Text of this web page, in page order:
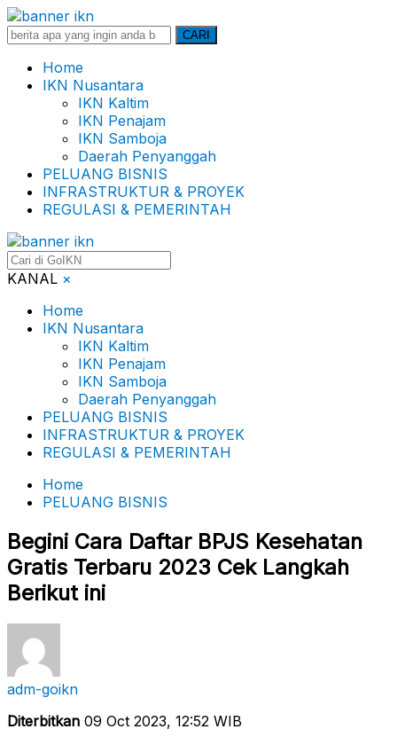
Search
CARI
Home
IKN Nusantara
IKN Kaltim
IKN Penajam
IKN Samboja
Daerah Penyanggah
PELUANG BISNIS
INFRASTRUKTUR & PROYEK
REGULASI & PEMERINTAH
KANAL ×
Home
IKN Nusantara
IKN Kaltim
IKN Penajam
IKN Samboja
Daerah Penyanggah
PELUANG BISNIS
INFRASTRUKTUR & PROYEK
REGULASI & PEMERINTAH
Home
PELUANG BISNIS
Begini Cara Daftar BPJS Kesehatan
Gratis Terbaru 2023 Cek Langkah
Berikut ini
adm-goikn
Diterbitkan 09 Oct 2023, 12:52 WIB